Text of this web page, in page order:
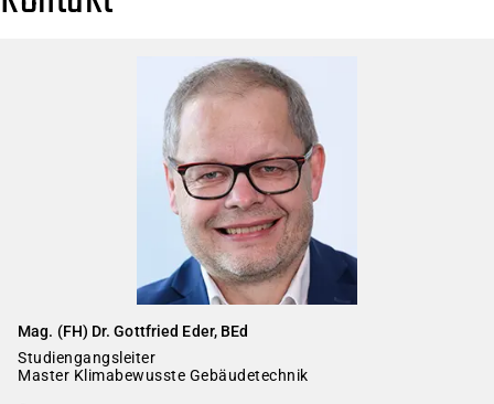
Mag. (FH) Dr. Gottfried Eder, BEd
Studiengangsleiter
Master Klimabewusste Gebäudetechnik